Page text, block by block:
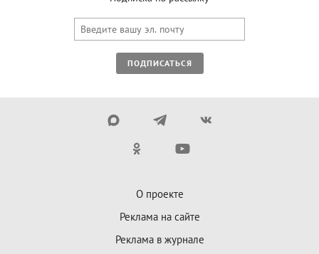
ПОДПИСАТЬСЯ
О проекте
Реклама на сайте
Реклама в журнале